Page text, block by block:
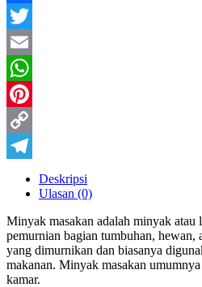
Facebook
Twitter
Email
WhatsApp
Pinterest
Copy
Telegram
Deskripsi
Ulasan (0)
Minyak masakan adalah minyak atau
pemurnian bagian tumbuhan, hewan,
yang dimurnikan dan biasanya
makanan. Minyak masakan
kamar.